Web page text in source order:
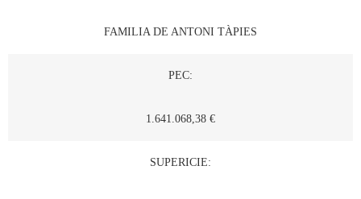
FAMILIA DE ANTONI TÀPIES
PEC:
1.641.068,38 €
SUPERICIE: